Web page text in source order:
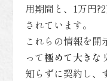
用期間と、1万円
されています。
これらの情報を開
って極めて大きな
知らずに契約し、